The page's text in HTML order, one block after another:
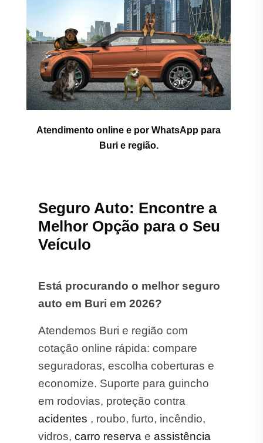
Atendimento online e por WhatsApp para
Buri e região.
Seguro Auto: Encontre a
Melhor Opção para o Seu
Veículo
Está procurando o melhor seguro
auto em Buri em 2026?
Atendemos Buri e região com
cotação online rápida: compare
seguradoras, escolha coberturas e
economize. Suporte para guincho
em rodovias, proteção contra
acidentes , roubo, furto, incêndio,
vidros, carro reserva e assistência